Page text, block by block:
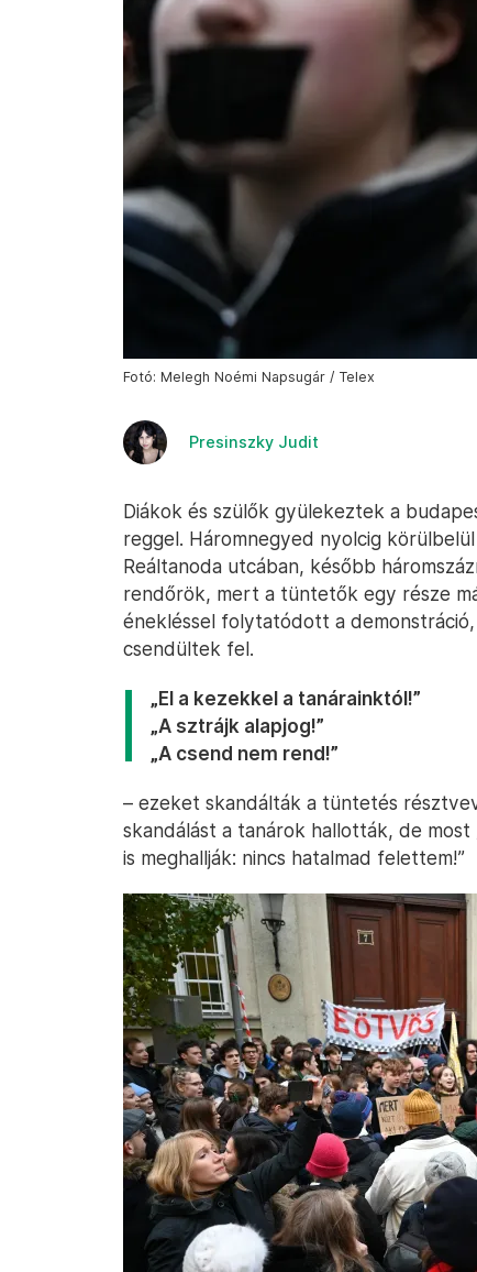
Fotó: Melegh Noémi Napsugár / Telex
Presinszky Judit
Diákok és szülők gyülekeztek a
reggel. Háromnegyed nyolcig
Reáltanoda utcában, később
rendőrök, mert a tüntetők egy része
énekléssel folytatódott a
csendültek fel.
„El a kezekkel a tanárainktól!”
„A sztrájk alapjog!”
„A csend nem rend!”
– ezeket skandálták a tüntetés
skandálást a tanárok hallották, de most
is meghallják: nincs hatalmad felettem!”